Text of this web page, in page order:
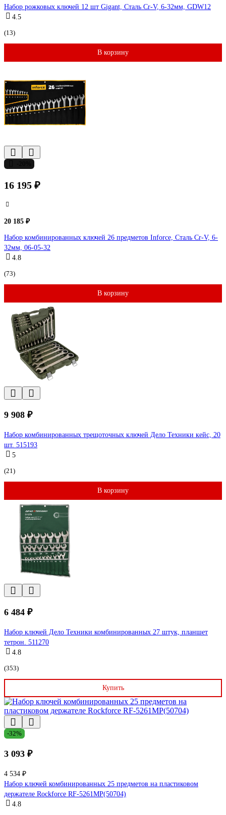
Набор рожковых ключей 12 шт Gigant, Сталь Cr-V, 6-32мм, GDW12
4.5
(13)
В корзину
16 195 ₽
20 185 ₽
Набор комбинированных ключей 26 предметов Inforce, Сталь Cr-V, 6-
32мм, 06-05-32
4.8
(73)
В корзину
9 908 ₽
Набор комбинированных трещоточных ключей Дело Техники кейс, 20
шт. 515193
5
(21)
В корзину
6 484 ₽
Набор ключей Дело Техники комбинированных 27 штук, планшет
тетрон. 511270
4.8
(353)
Купить
-32%
3 093 ₽
4 534 ₽
Набор ключей комбинированных 25 предметов на пластиковом
держателе Rockforce RF-5261MP(50704)
4.8